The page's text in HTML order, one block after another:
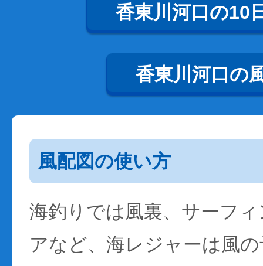
香東川河口の10
香東川河口の
風配図の使い方
海釣りでは風裏、サーフ
アなど、海レジャーは風